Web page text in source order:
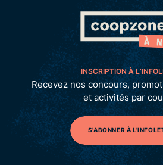
INSCRIPTION À
Recevez nos concours,
et activités par
S'ABONNER À